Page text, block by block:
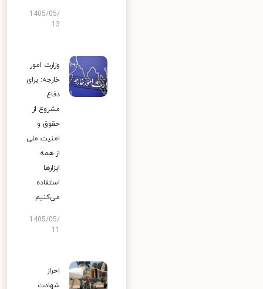
1405/05/
13
وزارت امور
خارجه: برای
دفاع
مشروع از
حقوق و
امنیت ملی
از همه
ابزارها
استفاده
می‌کنیم
1405/05/
احراز
شهادت